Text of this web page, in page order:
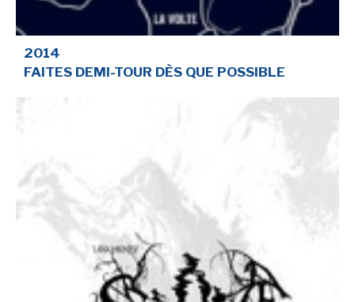
2014
FAITES DEMI-TOUR DÈS QUE POSSIBLE